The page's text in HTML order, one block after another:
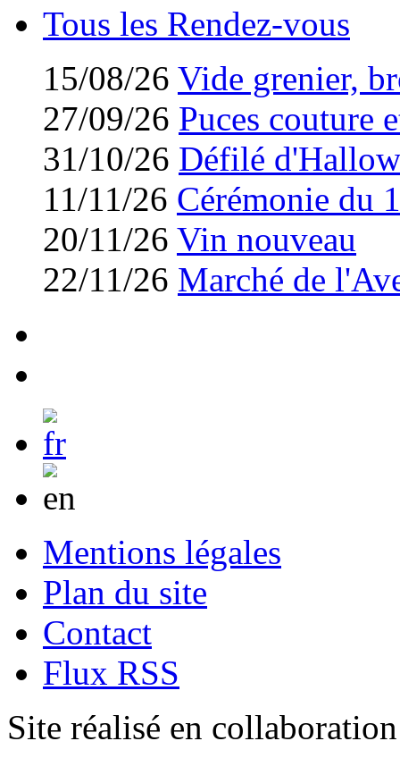
Tous les Rendez-vous
15/08/26 Vide grenier,
27/09/26 Puces couture
31/10/26 Défilé
11/11/26 Cérémonie du
20/11/26 Vin nouveau
22/11/26 Marché de
Mentions légales
Plan du site
Contact
Flux RSS
Site réalisé en